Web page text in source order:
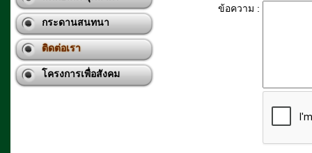
กระดานสนทนา
ติดต่อเรา
โครงการเพื่อสังคม
ข้อความ :